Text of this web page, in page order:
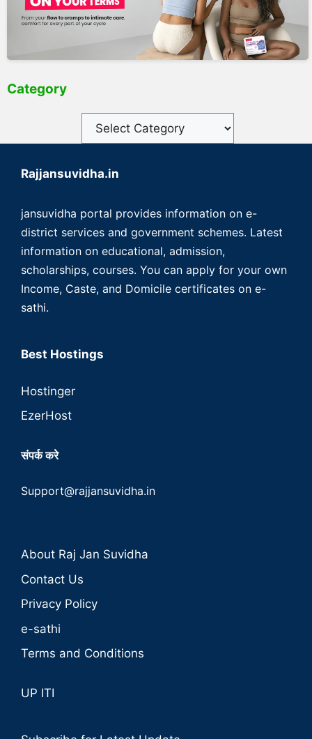
Category
Rajjansuvidha.in
jansuvidha portal provides information on e-
district services and government schemes. Latest
information on educational, admission,
scholarships, courses. You can apply for your own
Income, Caste, and Domicile certificates on e-
sathi.
Best Hostings
Hostinger
EzerHost
संपर्क करे
Support@rajjansuvidha.in
About Raj Jan Suvidha
Contact Us
Privacy Policy
e-sathi
Terms and Conditions
UP ITI